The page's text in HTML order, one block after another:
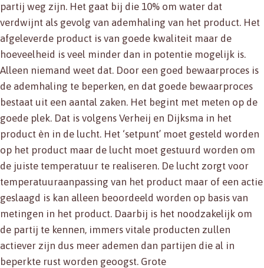
partij weg zijn. Het gaat bij die 10% om water dat
verdwijnt als gevolg van ademhaling van het product. Het
afgeleverde product is van goede kwaliteit maar de
hoeveelheid is veel minder dan in potentie mogelijk is.
Alleen niemand weet dat. Door een goed bewaarproces is
de ademhaling te beperken, en dat goede bewaarproces
bestaat uit een aantal zaken. Het begint met meten op de
goede plek. Dat is volgens Verheij en Dijksma in het
product èn in de lucht. Het ‘setpunt’ moet gesteld worden
op het product maar de lucht moet gestuurd worden om
de juiste temperatuur te realiseren. De lucht zorgt voor
temperatuuraanpassing van het product maar of een actie
geslaagd is kan alleen beoordeeld worden op basis van
metingen in het product. Daarbij is het noodzakelijk om
de partij te kennen, immers vitale producten zullen
actiever zijn dus meer ademen dan partijen die al in
beperkte rust worden geoogst. Grote